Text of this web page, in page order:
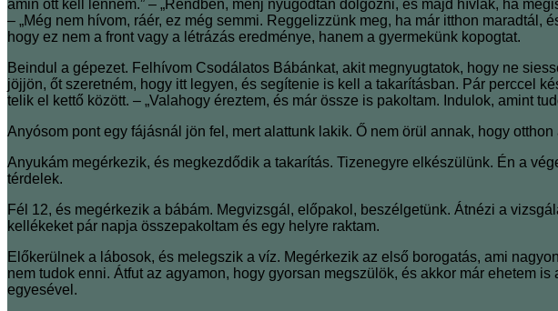
amin ott kell lennem.” – „Rendben, menj nyugodtan dolgozni, és majd hívlak, ha
– „Még nem hívom, ráér, ez még semmi. Reggelizzünk meg, ha már itthon
hogy ez nem a front vagy a létrázás eredménye, hanem a gyermekünk kopogtat.
Beindul a gépezet. Felhívom Csodálatos Bábánkat, akit megnyugtatok, hogy ne
jöjjön, őt szeretném, hogy itt legyen, és segítenie is kell a takarításban. Pár perccel
telik el kettő között. – „Valahogy éreztem, és már össze is pakoltam. Indulok, amint
Anyósom pont egy fájásnál jön fel, mert alattunk lakik. Ő nem örül annak, hogy
Anyukám megérkezik, és megkezdődik a takarítás. Tizenegyre elkészülünk. Én a
térdelek.
Fél 12, és megérkezik a bábám. Megvizsgál, előpakol, beszélgetünk. Átnézi a
kellékeket pár napja összepakoltam és egy helyre raktam.
Előkerülnek a lábosok, és melegszik a víz. Megérkezik az első borogatás, ami
nem tudok enni. Átfut az agyamon, hogy gyorsan megszülök, és akkor már ehetem
egyesével.